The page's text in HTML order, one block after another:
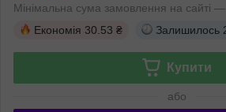
Мінімальна сума замовлення на сайті
Економія 30.53 ₴ Залишилось
Купити
або